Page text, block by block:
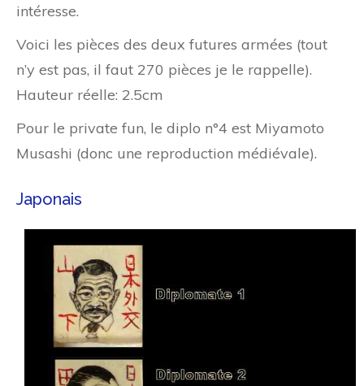
intéresse.
Voici les pièces des deux futures armées (tout
n’y est pas, il faut 270 pièces je le rappelle).
Hauteur réelle: 2.5cm
Pour le private fun, le diplo n°4 est Miyamoto
Musashi (donc une reproduction médiévale).
Japonais